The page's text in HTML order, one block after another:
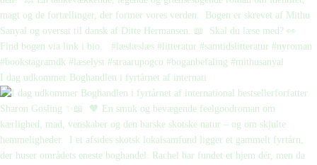
I dag udkommer Boghandlen i fyrtårnet af internati